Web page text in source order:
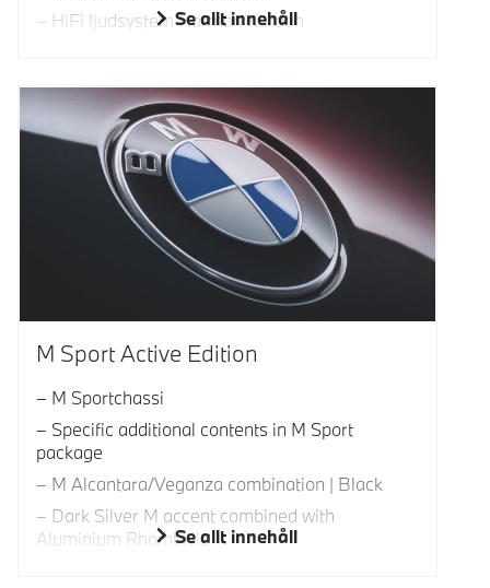
HiFi ljudsystem Harman Kardon
Se allt innehåll
M Sport Active Edition
M Sportchassi
Specific additional contents in M Sport
package
M Alcantara/Veganza combination | Black
Dark Silver M accent combined with
Aluminium RhombicleSe allt innehåll